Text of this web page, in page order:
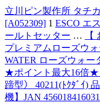
立川ピン製作所 タチ
[A052309] 1 ESCO エ
ールトセッター …
プレミアムローズウ
WATER ローズウォー
★ポイント最大16倍★
蹄型） 40211(ﾄｸﾀﾞｲ)
機】JAN